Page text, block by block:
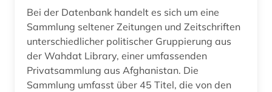
ukraine (6)
unterdrückung (2)
unterhaltungsliteratur (1)
usa (2)
Bei der Datenbank handelt es sich um eine
Sammlung seltener Zeitungen und Zeitschriften
unterschiedlicher politischer Gruppierung aus
der Wahdat Library, einer umfassenden
Privatsammlung aus Afghanistan. Die
Sammlung umfasst über 45 Titel, die von den